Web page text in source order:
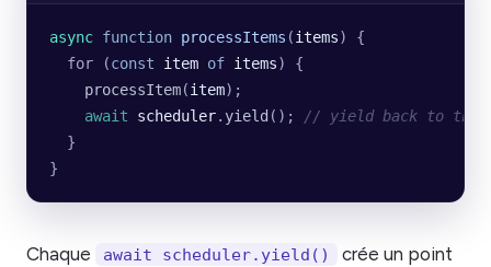
async function processItems (items) {
  for (
const item of items) {
    processItem
(item);
    await
scheduler. yield (); // yield back to the
  }
}
Chaque await scheduler.yield()
crée un point